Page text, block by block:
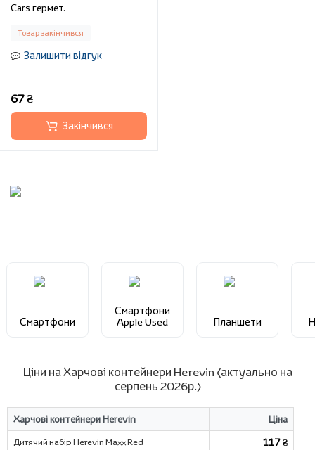
Cars гермет.
Товар закінчився
Залишити відгук
67 ₴
Закінчився
Смартфони
Смартфони
Apple Used
Планшети
Ціни на Харчові контейнери Herevin (актуально на
серпень 2026р.)
Харчові контейнери Herevin Ціна
Дитячий набір Herevin Maxx Red 117 ₴